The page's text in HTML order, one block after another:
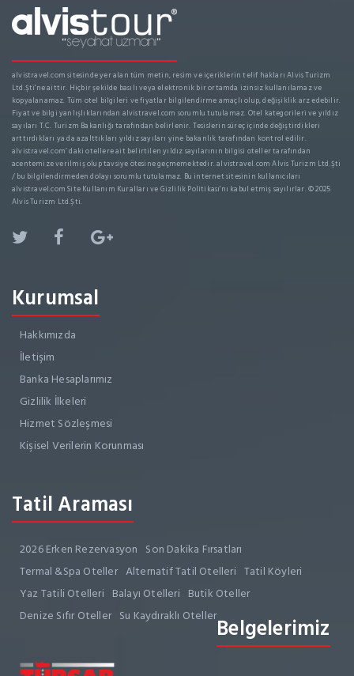
alvistravel.com sitesinde yer alan tüm metin, resim ve içeriklerin telif hakları Alvis Turizm
Ltd.Şti'ne aittir. Hiçbir şekilde basılı veya elektronik bir ortamda izinsiz kullanılamaz ve
kopyalanamaz. Tüm otel bilgileri ve fiyatlar bilgilendirme amaçlı olup, değişiklik arz edebilir.
Fiyat ve bilgi yanlışlıklarından alvistravel.com sorumlu tutulamaz. Otel kategorileri ve yıldız
sayıları T.C. Turizm Bakanlığı tarafından belirlenir. Tesislerin süreç içinde değiştirdikleri
arttırdıkları ya da azalttıkları yıldız sayıları yine bakanlık tarafından kontrol edilir.
alvistravel.com’ daki otellere ait belirtilen yıldız sayılarının bilgisi oteller tarafından
acentemize verilmiş olup tavsiye ötesine geçmemektedir. alvistravel.com Alvis Turizm Ltd.Şti
/ bu bilgilendirmeden dolayı sorumlu tutulamaz. Bu internet sitesinin kullanıcıları
alvistravel.com Site Kullanım Kuralları ve Gizlilik Politikası'nı kabul etmiş sayılırlar. © 2025
Alvis Turizm Ltd.Şti.
Kurumsal
Hakkımızda
İletişim
Banka Hesaplarımız
Gizlilik İlkeleri
Hizmet Sözleşmesi
Kişisel Verilerin Korunması
Tatil Araması
2026 Erken Rezervasyon Son Dakika Fırsatları
Termal &Spa Oteller Alternatif Tatil Otelleri Tatil Köyleri
Yaz Tatili Otelleri Balayı Otelleri Butik Oteller
Denize Sıfır Oteller Su Kaydıraklı OtellerBelgelerimiz